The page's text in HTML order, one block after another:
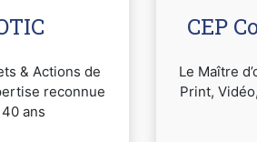
& Actions de
reconnue
ans
CEP
Le Maître
Print,